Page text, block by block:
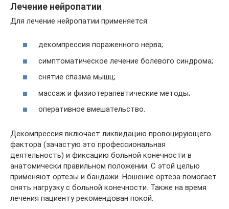
Лечение нейропатии
Для лечение нейропатии применяется:
декомпрессия пораженного нерва;
симптоматическое лечение болевого синдрома;
снятие спазма мышц;
массаж и физиотерапевтические методы;
оперативное вмешательство.
Декомпрессия включает ликвидацию провоцирующего
фактора (зачастую это профессиональная
деятельность) и фиксацию больной конечности в
анатомически правильном положении. С этой целью
применяют ортезы и бандажи. Ношение ортеза помогает
снять нагрузку с больной конечности. Также на время
лечения пациенту рекомендован покой.